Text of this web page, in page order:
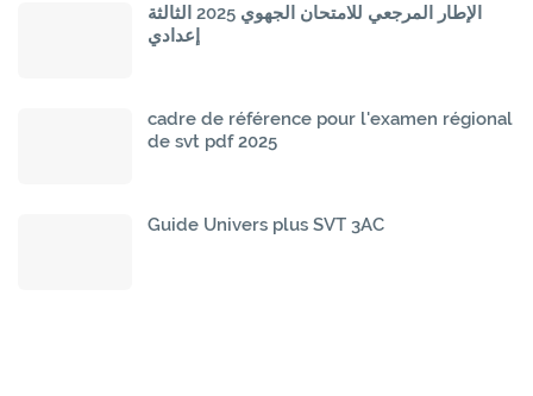
الإطار المرجعي للامتحان الجهوي 2025 الثالثة
إعدادي
cadre de référence pour l'examen régional
de svt pdf 2025
Guide Univers plus SVT 3AC